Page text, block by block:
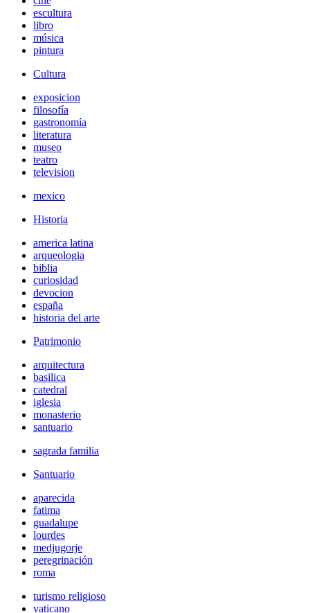
escultura
libro
música
pintura
Cultura
exposicion
filosofía
gastronomía
literatura
museo
teatro
television
mexico
Historia
america latina
arqueologia
biblia
curiosidad
devocion
españa
historia del arte
Patrimonio
arquitectura
basilica
catedral
iglesia
monasterio
santuario
sagrada familia
Santuario
aparecida
fatima
guadalupe
lourdes
medjugorje
peregrinación
roma
turismo religioso
vaticano